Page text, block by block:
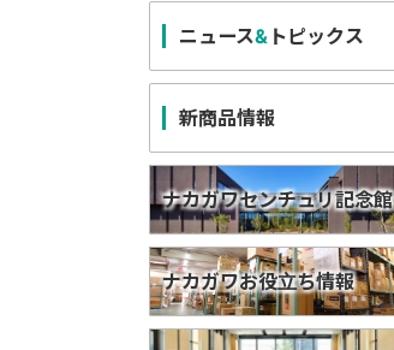
ニュース& トピックス
新商品情報
ナカガワセンチュリ記念館
ナカガワお役立ち情報